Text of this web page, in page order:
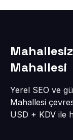
Mahallesi
Yerel SEO ve
Mahallesi
USD + KDV ile